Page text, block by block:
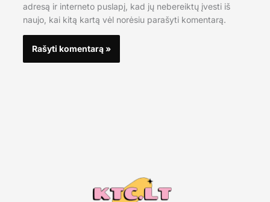
adresą ir interneto puslapį, kad jų nebereiktų įvesti iš
naujo, kai kitą kartą vėl norėsiu parašyti komentarą.